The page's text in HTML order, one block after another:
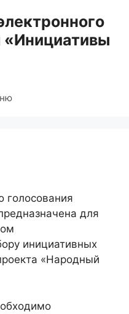
«Инициативы
голосования
для
инициативных
«Народный